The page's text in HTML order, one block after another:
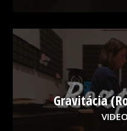
Gravitácia